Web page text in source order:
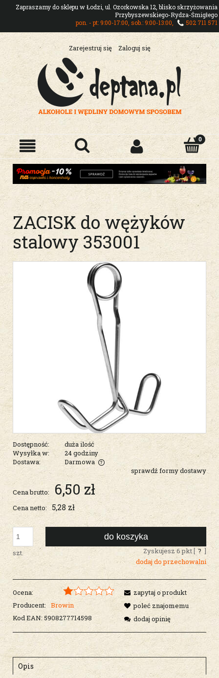
Zapraszamy do sklepu w Łodzi, ul. Ozorkowska 12, blisko skrzyżowania
Przybyszewskiego-Rydza-Śmigłego
pon. - pt: 9:00-17:00, sob.: 9:00-13:00,
502 711 571
Zarejestruj się Zaloguj się
ZACISK do wężyków
stalowy 353001
Dostępność:
duża ilość
Wysyłka w:
24 godziny
Dostawa:
Darmowa
Cena nie zawiera ewentualnych kosztów płatności
sprawdź formy dostawy
Cena brutto: 6,50 zł
Cena netto: 5,28 zł
szt.
do koszyka
Zyskujesz6pkt [ ? ]
dodaj do przechowalni
Ocena:
Producent:
Browin
Kod EAN: 5908277714598
zapytaj o produkt
poleć znajomemu
dodaj opinię
Opis